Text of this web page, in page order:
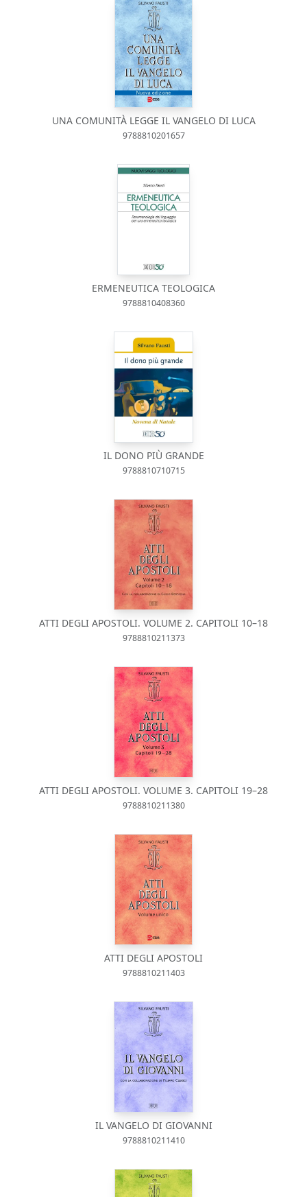
UNA COMUNITÀ LEGGE IL VANGELO DI LUCA
9788810201657
ERMENEUTICA TEOLOGICA
9788810408360
IL DONO PIÙ GRANDE
9788810710715
ATTI DEGLI APOSTOLI. VOLUME 2. CAPITOLI 10–18
9788810211373
ATTI DEGLI APOSTOLI. VOLUME 3. CAPITOLI 19–28
9788810211380
ATTI DEGLI APOSTOLI
9788810211403
IL VANGELO DI GIOVANNI
9788810211410